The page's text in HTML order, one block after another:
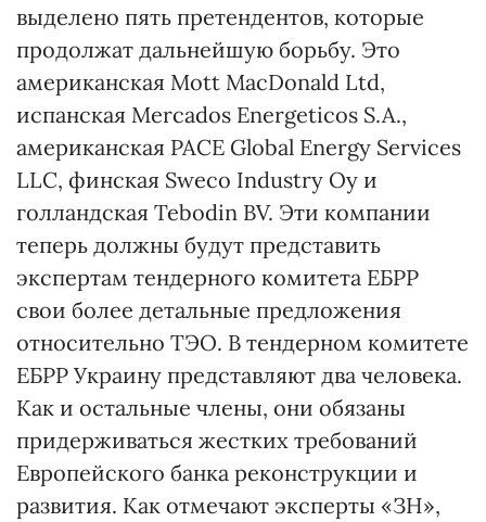
выделено пять претендентов, которые
продолжат дальнейшую борьбу. Это
американская Mott MacDonald Ltd,
испанская Mercados Energeticos S.A.,
американская PACE Global Energy Services
LLC, финская Sweco Industry Oy и
голландская Tebodin BV. Эти компании
теперь должны будут представить
экспертам тендерного комитета ЕБРР
свои более детальные предложения
относительно ТЭО. В тендерном комитете
ЕБРР Украину представляют два человека.
Как и остальные члены, они обязаны
придерживаться жестких требований
Европейского банка реконструкции и
развития. Как отмечают эксперты «ЗН»,